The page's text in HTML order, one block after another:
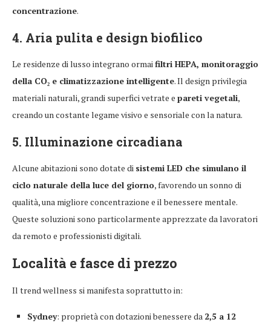
concentrazione.
4. Aria pulita e design biofilico
Le residenze di lusso integrano ormaifiltri HEPA, monitoraggio
della CO₂ e climatizzazione intelligente. Il design privilegia
materiali naturali, grandi superfici vetrate e pareti vegetali,
creando un costante legame visivo e sensoriale con la natura.
5. Illuminazione circadiana
Alcune abitazioni sono dotate di sistemi LED che simulano il
ciclo naturale della luce del giorno, favorendo un sonno di
qualità, una migliore concentrazione e il benessere mentale.
Queste soluzioni sono particolarmente apprezzate da lavoratori
da remoto e professionisti digitali.
Località e fasce di prezzo
Il trend wellness si manifesta soprattutto in:
Sydney: proprietà con dotazioni benessere da 2,5 a 12